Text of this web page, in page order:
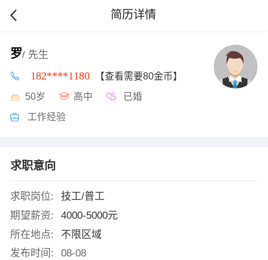
简历详情
罗/ 先生
182****1180 【查看需要80金币】
50岁 高中 已婚
工作经验
求职意向
求职岗位:
技工/普工
期望薪资:
4000-5000元
所在地点:
不限区域
发布时间:
08-08